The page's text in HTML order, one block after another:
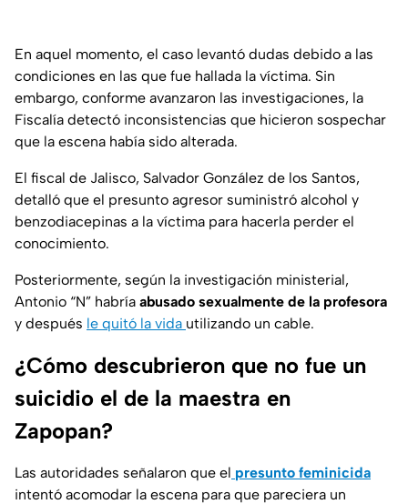
En aquel momento, el caso levantó dudas debido a las
condiciones en las que fue hallada la víctima. Sin
embargo, conforme avanzaron las investigaciones, la
Fiscalía detectó inconsistencias que hicieron sospechar
que la escena había sido alterada.
El fiscal de Jalisco, Salvador González de los Santos,
detalló que el presunto agresor suministró alcohol y
benzodiacepinas a la víctima para hacerla perder el
conocimiento.
Posteriormente, según la investigación ministerial,
Antonio “N” habría abusado sexualmente de la profesora
y después le quitó la vida utilizando un cable.
¿Cómo descubrieron que no fue un
suicidio el de la maestra en
Zapopan?
Las autoridades señalaron que el presunto feminicida
intentó acomodar la escena para que pareciera un